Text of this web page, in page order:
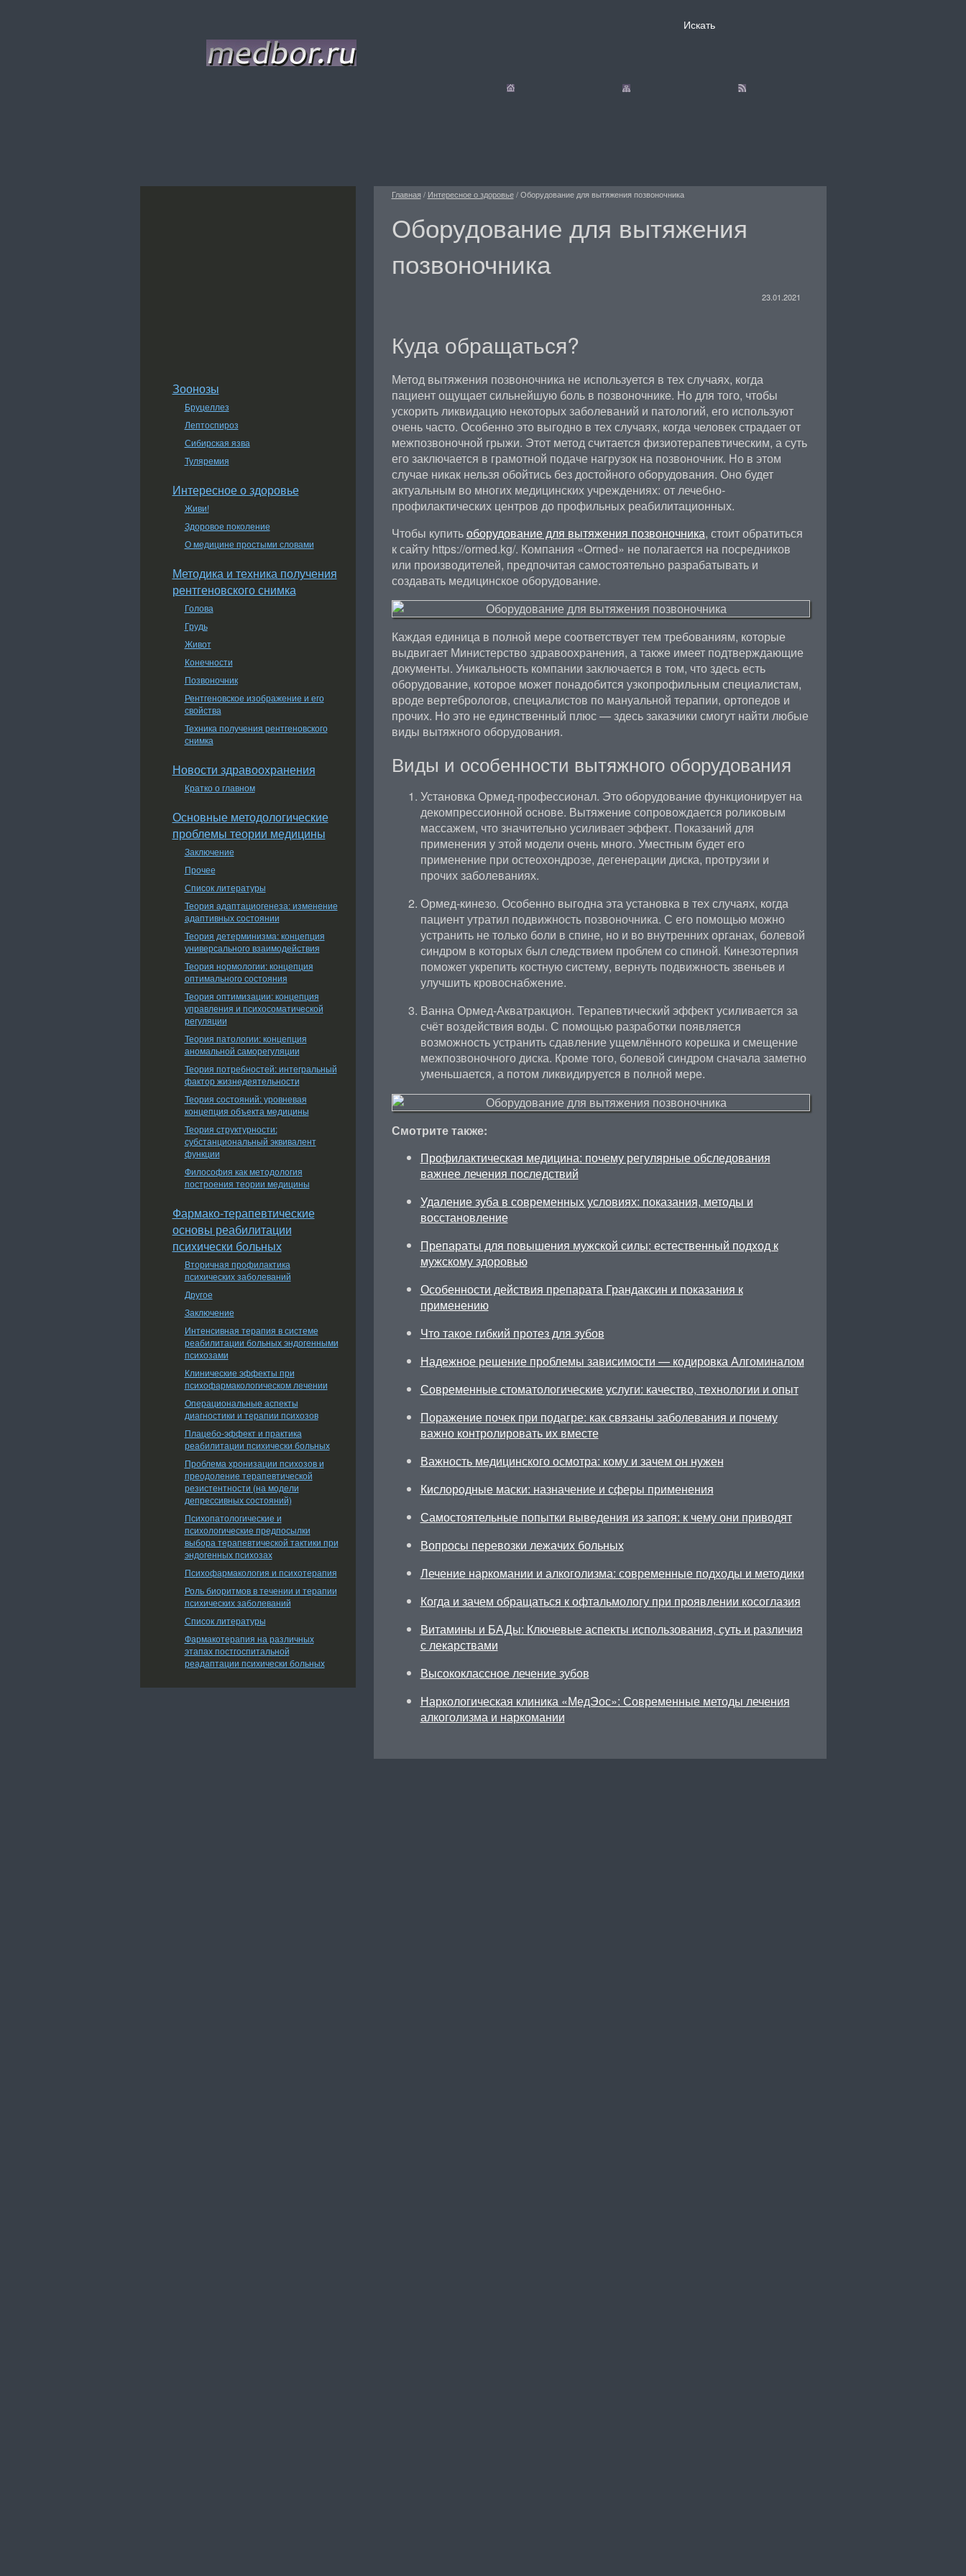
Главная / Интересное о здоровье/Оборудование для вытяжения позвоночника
Оборудование для вытяжения
позвоночника
23.01.2021
Куда обращаться?
Метод вытяжения позвоночника не используется в тех случаях, когда
пациент ощущает сильнейшую боль в позвоночнике. Но для того, чтобы
ускорить ликвидацию некоторых заболеваний и патологий, его используют
очень часто. Особенно это выгодно в тех случаях, когда человек страдает от
межпозвоночной грыжи. Этот метод считается физиотерапевтическим, а суть
его заключается в грамотной подаче нагрузок на позвоночник. Но в этом
случае никак нельзя обойтись без достойного оборудования. Оно будет
актуальным во многих медицинских учреждениях: от лечебно-
профилактических центров до профильных реабилитационных.
Чтобы купитьоборудование для вытяжения позвоночника, стоит обратиться
к сайту https://ormed.kg/. Компания «Ormed» не полагается на посредников
или производителей, предпочитая самостоятельно разрабатывать и
создавать медицинское оборудование.
Каждая единица в полной мере соответствует тем требованиям, которые
выдвигает Министерство здравоохранения, а также имеет подтверждающие
документы. Уникальность компании заключается в том, что здесь есть
оборудование, которое может понадобится узкопрофильным специалистам,
вроде вертебрологов, специалистов по мануальной терапии, ортопедов и
прочих. Но это не единственный плюс — здесь заказчики смогут найти любые
виды вытяжного оборудования.
Виды и особенности вытяжного оборудования
Установка Ормед-профессионал. Это оборудование функционирует на
декомпрессионной основе. Вытяжение сопровождается роликовым
массажем, что значительно усиливает эффект. Показаний для
применения у этой модели очень много. Уместным будет его
применение при остеохондрозе, дегенерации диска, протрузии и
прочих заболеваниях.
Ормед-кинезо. Особенно выгодна эта установка в тех случаях, когда
пациент утратил подвижность позвоночника. С его помощью можно
устранить не только боли в спине, но и во внутренних органах, болевой
синдром в которых был следствием проблем со спиной. Кинезотерпия
поможет укрепить костную систему, вернуть подвижность звеньев и
улучшить кровоснабжение.
Ванна Ормед-Акватракцион. Терапевтический эффект усиливается за
счёт воздействия воды. С помощью разработки появляется
возможность устранить сдавление ущемлённого корешка и смещение
межпозвоночного диска. Кроме того, болевой синдром сначала заметно
уменьшается, а потом ликвидируется в полной мере.
Смотрите также:
Профилактическая медицина: почему регулярные обследования
важнее лечения последствий
Удаление зуба в современных условиях: показания, методы и
восстановление
Препараты для повышения мужской силы: естественный подход к
мужскому здоровью
Особенности действия препарата Грандаксин и показания к
применению
Что такое гибкий протез для зубов
Надежное решение проблемы зависимости — кодировка Алгоминалом
Современные стоматологические услуги: качество, технологии и опыт
Поражение почек при подагре: как связаны заболевания и почему
важно контролировать их вместе
Важность медицинского осмотра: кому и зачем он нужен
Кислородные маски: назначение и сферы применения
Самостоятельные попытки выведения из запоя: к чему они приводят
Вопросы перевозки лежачих больных
Лечение наркомании и алкоголизма: современные подходы и методики
Когда и зачем обращаться к офтальмологу при проявлении косоглазия
Витамины и БАДы: Ключевые аспекты использования, суть и различия
с лекарствами
Высококлассное лечение зубов
Наркологическая клиника «МедЭос»: Современные методы лечения
алкоголизма и наркомании
Зоонозы
Бруцеллез
Лептоспироз
Сибирская язва
Туляремия
Интересное о здоровье
Живи!
Здоровое поколение
О медицине простыми словами
Методика и техника получения
рентгеновского снимка
Голова
Грудь
Живот
Конечности
Позвоночник
Рентгеновское изображение и его
свойства
Техника получения рентгеновского
снимка
Новости здравоохранения
Кратко о главном
Основные методологические
проблемы теории медицины
Заключение
Прочее
Список литературы
Теория адаптациогенеза: изменение
адаптивных состоянии
Теория детерминизма: концепция
универсального взаимодействия
Теория нормологии: концепция
оптимального состояния
Теория оптимизации: концепция
управления и психосоматической
регуляции
Теория патологии: концепция
аномальной саморегуляции
Теория потребностей: интегральный
фактор жизнедеятельности
Теория состояний: уровневая
концепция объекта медицины
Теория структурности:
субстанциональный эквивалент
функции
Философия как методология
построения теории медицины
Фармако-терапевтические
основы реабилитации
психически больных
Вторичная профилактика
психических заболеваний
Другое
Заключение
Интенсивная терапия в системе
реабилитации больных эндогенными
психозами
Клинические эффекты при
психофармакологическом лечении
Операциональные аспекты
диагностики и терапии психозов
Плацебо-эффект и практика
реабилитации психически больных
Проблема хронизации психозов и
преодоление терапевтической
резистентности (на модели
депрессивных состояний)
Психопатологические и
психологические предпосылки
выбора терапевтической тактики при
эндогенных психозах
Психофармакология и психотерапия
Роль биоритмов в течении и терапии
психических заболеваний
Список литературы
Фармакотерапия на различных
этапах постгоспитальной
реадаптации психически больных